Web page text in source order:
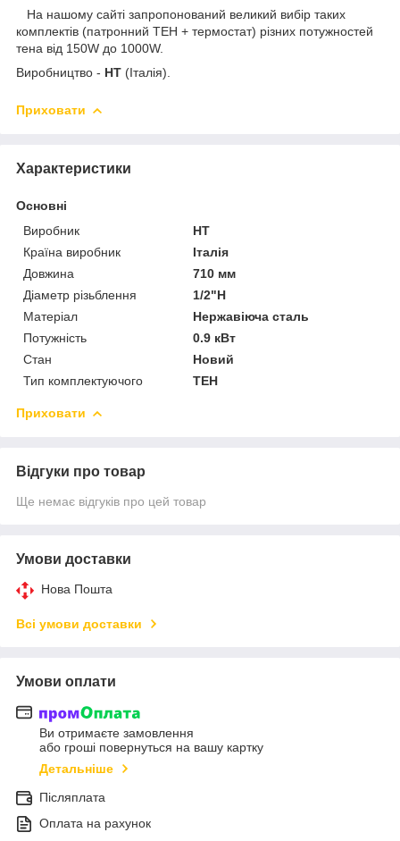
На нашому сайті запропонований великий вибір таких
комплектів (патронний ТЕН + термостат) різних потужностей
тена від 150W до 1000W.
Виробництво - HT (Італія).
Приховати
Характеристики
Основні
Виробник
HT
Країна виробник
Італія
Довжина
710 мм
Діаметр різьблення
1/2"Н
Матеріал
Нержавіюча сталь
Потужність
0.9 кВт
Стан
Новий
Тип комплектуючого
ТЕН
Приховати
Відгуки про товар
Ще немає відгуків про цей товар
Умови доставки
Нова Пошта
Всі умови доставки
Умови оплати
Ви отримаєте замовлення
або гроші повернуться на вашу картку
Детальніше
Післяплата
Оплата на рахунок